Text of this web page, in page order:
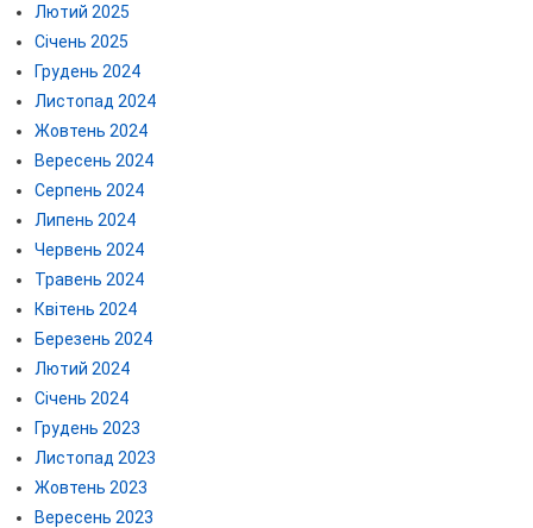
Лютий 2025
Січень 2025
Грудень 2024
Листопад 2024
Жовтень 2024
Вересень 2024
Серпень 2024
Липень 2024
Червень 2024
Травень 2024
Квітень 2024
Березень 2024
Лютий 2024
Січень 2024
Грудень 2023
Листопад 2023
Жовтень 2023
Вересень 2023